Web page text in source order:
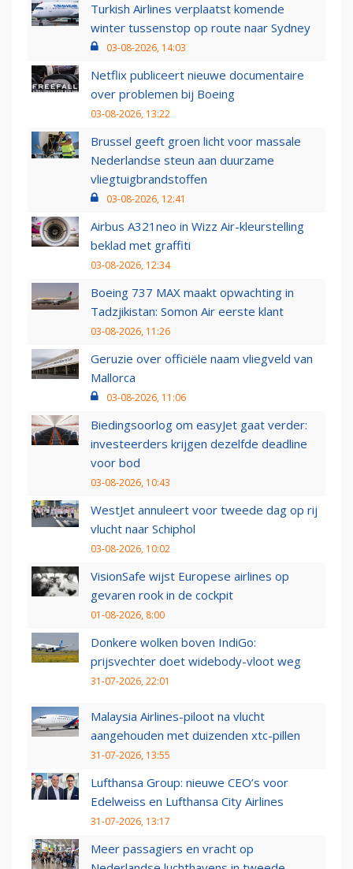
Turkish Airlines verplaatst komende
winter tussenstop op route naar Sydney
03-08-2026, 14:03
Netflix publiceert nieuwe documentaire
over problemen bij Boeing
03-08-2026, 13:22
Brussel geeft groen licht voor massale
Nederlandse steun aan duurzame
vliegtuigbrandstoffen
03-08-2026, 12:41
Airbus A321neo in Wizz Air-kleurstelling
beklad met graffiti
03-08-2026, 12:34
Boeing 737 MAX maakt opwachting in
Tadzjikistan: Somon Air eerste klant
03-08-2026, 11:26
Geruzie over officiële naam vliegveld van
Mallorca
03-08-2026, 11:06
Biedingsoorlog om easyJet gaat verder:
investeerders krijgen dezelfde deadline
voor bod
03-08-2026, 10:43
WestJet annuleert voor tweede dag op rij
vlucht naar Schiphol
03-08-2026, 10:02
VisionSafe wijst Europese airlines op
gevaren rook in de cockpit
01-08-2026, 8:00
Donkere wolken boven IndiGo:
prijsvechter doet widebody-vloot weg
31-07-2026, 22:01
Malaysia Airlines-piloot na vlucht
aangehouden met duizenden xtc-pillen
31-07-2026, 13:55
Lufthansa Group: nieuwe CEO’s voor
Edelweiss en Lufthansa City Airlines
31-07-2026, 13:17
Meer passagiers en vracht op